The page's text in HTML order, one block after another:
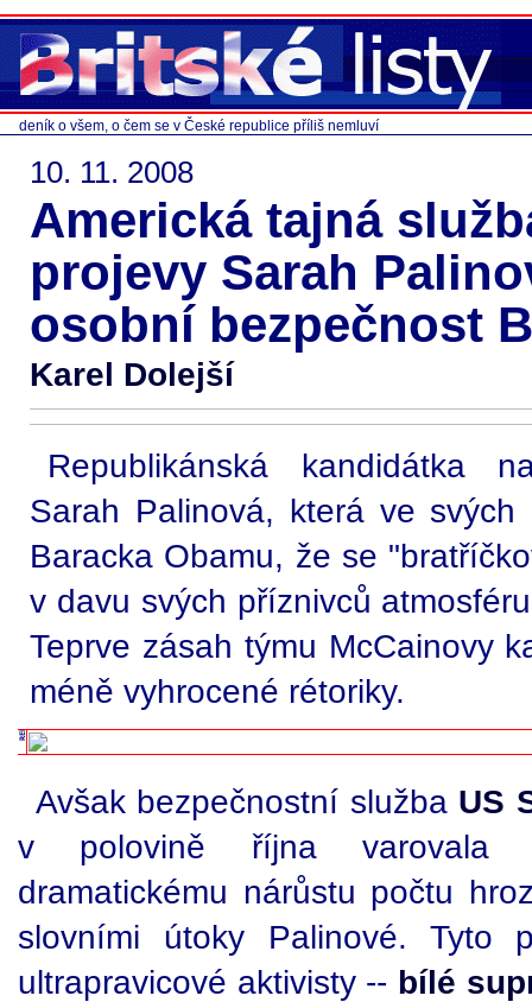
deník o všem, o čem se v České republice příliš nemluví
10. 11. 2008
Americká tajná
projevy Sarah
osobní bezpečnost
Karel Dolejší
Republikánská kandidátka
Sarah Palinová, která ve svých
Baracka Obamu, že se
v davu svých příznivců
Teprve zásah týmu McCainovy
méně vyhrocené rétoriky.
Avšak bezpečnostní služba US
v polovině října varovala
dramatickému nárůstu počtu
slovními útoky Palinové. Tyto
ultrapravicové aktivisty -- bílé